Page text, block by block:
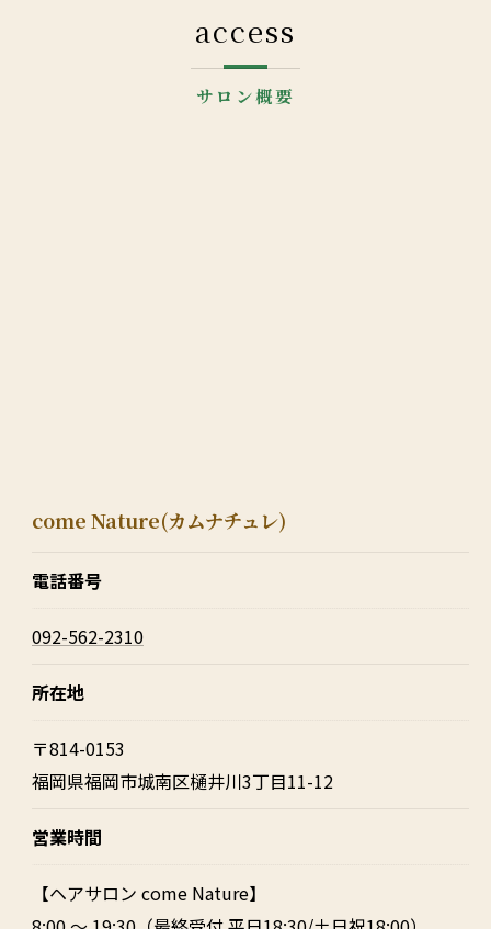
サロン概要
access
come Nature(カムナチュレ)
電話番号
092-562-2310
所在地
〒814-0153
福岡県福岡市城南区樋井川3丁目11-12
営業時間
【ヘアサロン come Nature】